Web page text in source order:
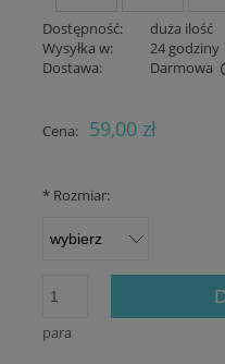
Dostępność:
duża ilość
Wysyłka w:
24 godziny
Dostawa:
Darmowa
Cena nie zawiera
Cena: 59,00 zł
* Rozmiar:
para